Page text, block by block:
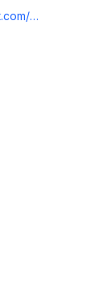
card-issuing